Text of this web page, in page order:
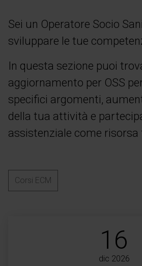
Sei un Operatore Socio
sviluppare le tue
In questa sezione puoi
aggiornamento per OSS
specifici argomenti,
della tua attività e
assistenziale come risorsa
Corsi ECM
16
dic 2026